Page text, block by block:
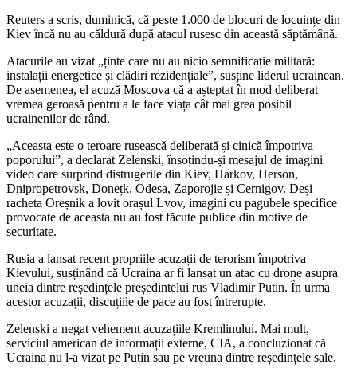
Reuters a scris, duminică, că peste 1.000 de blocuri de locuințe din
Kiev încă nu au căldură după atacul rusesc din această săptămână.
Atacurile au vizat „ținte care nu au nicio semnificație militară:
instalații energetice și clădiri rezidențiale”, susține liderul ucrainean.
De asemenea, el acuză Moscova că a așteptat în mod deliberat
vremea geroasă pentru a le face viața cât mai grea posibil
ucrainenilor de rând.
„Aceasta este o teroare rusească deliberată și cinică împotriva
poporului”, a declarat Zelenski, însoțindu-și mesajul de imagini
video care surprind distrugerile din Kiev, Harkov, Herson,
Dnipropetrovsk, Donețk, Odesa, Zaporojie și Cernigov. Deși
racheta Oreșnik a lovit orașul Lvov, imagini cu pagubele specifice
provocate de aceasta nu au fost făcute publice din motive de
securitate.
Rusia a lansat recent propriile acuzații de terorism împotriva
Kievului, susținând că Ucraina ar fi lansat un atac cu drone asupra
uneia dintre reședințele președintelui rus Vladimir Putin. În urma
acestor acuzații, discuțiile de pace au fost întrerupte.
Zelenski a negat vehement acuzațiile Kremlinului. Mai mult,
serviciul american de informații externe, CIA, a concluzionat că
Ucraina nu l-a vizat pe Putin sau pe vreuna dintre reședințele sale.